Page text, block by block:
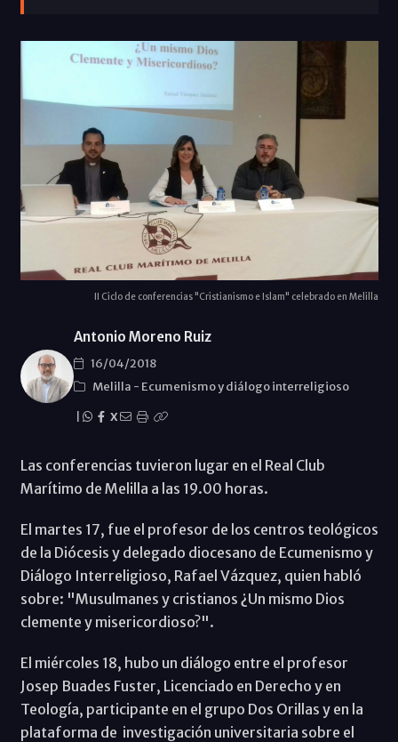
II Ciclo de conferencias "Cristianismo e Islam" celebrado en Melilla
Antonio Moreno Ruiz
16/04/2018
Melilla - Ecumenismo y diálogo interreligioso
X
Las conferencias tuvieron lugar en el Real Club
Marítimo de Melilla a las 19.00 horas.
El martes 17, fue el profesor de los centros teológicos
de la Diócesis y delegado diocesano de Ecumenismo y
Diálogo Interreligioso, Rafael Vázquez, quien habló
sobre: "Musulmanes y cristianos ¿Un mismo Dios
clemente y misericordioso?".
El miércoles 18, hubo un diálogo entre el profesor
Josep Buades Fuster, Licenciado en Derecho y en
Teología, participante en el grupo Dos Orillas y en la
plataforma de investigación universitaria sobre el